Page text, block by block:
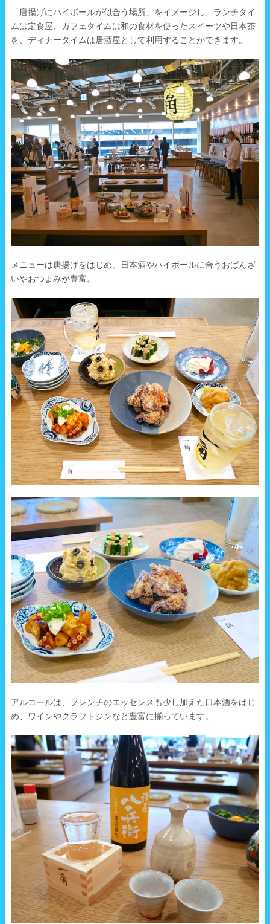
「唐揚げにハイボールが似合う場所」をイメージし、ランチタイ
ムは定食屋、カフェタイムは和の食材を使ったスイーツや日本茶
を、ディナータイムは居酒屋として利用することができます。
メニューは唐揚げをはじめ、日本酒やハイボールに合うおばんざ
いやおつまみが豊富。
アルコールは、フレンチのエッセンスも少し加えた日本酒をはじ
め、ワインやクラフトジンなど豊富に揃っています。